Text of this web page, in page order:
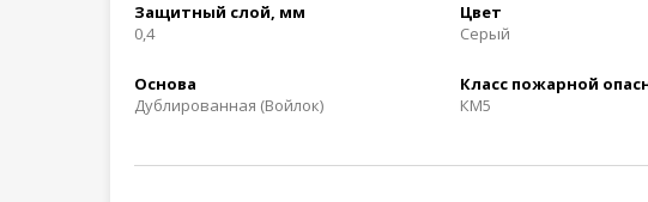
Защитный слой, мм
0,4
Цвет
Серый
Основа
Дублированная (Войлок)
Класс пожарной
КМ5